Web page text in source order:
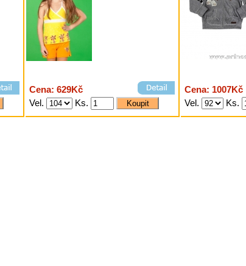
Cena: 629Kč
Vel.
Ks.
Cena: 1007Kč
Vel.
Ks.